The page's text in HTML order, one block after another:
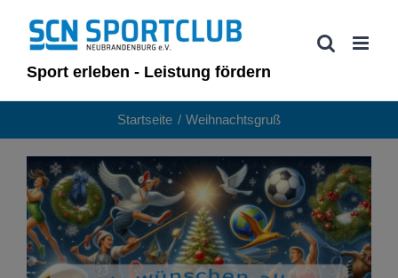
Inhalt
springenSport erleben - Leistung fördern
Startseite Weihnachtsgruß